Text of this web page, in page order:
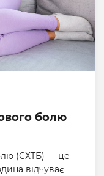
болю
(СХТБ) — це
відчуває